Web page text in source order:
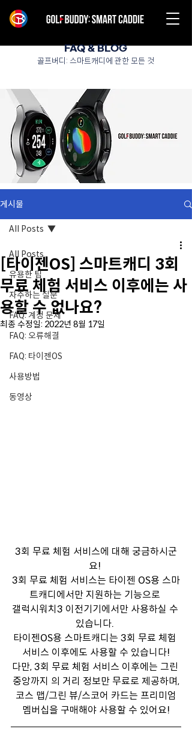
골프버디: 스마트캐디에 관한 모든 것
FAQ & BLOG
게시물
All Posts
유용한 팁
자주하는 질문
FAQ: 계정 문제
FAQ: 오류해결
FAQ: 타이젠OS
사용방법
동영상
All Posts
[타이젠OS] 스마트캐디 3회
무료 체험 서비스 이후에는 사
용할 수 없나요?
최종 수정일: 2022년 8월 17일
3회 무료 체험 서비스에 대해 궁금하시군
요!
3회 무료 체험 서비스는 타이젠 OS용 스마
트캐디에서만 지원하는 기능으로
갤럭시워치3 이전기기에서만 사용하실 수
있습니다.
타이젠OS용 스마트캐디는 3회 무료 체험
서비스 이후에도 사용할 수 있습니다!
다만, 3회 무료 체험 서비스 이후에는 그린
중앙까지 의 거리 정보만 무료로 제공하며,
멤버십을 구매해야 사용할 수 있어요!